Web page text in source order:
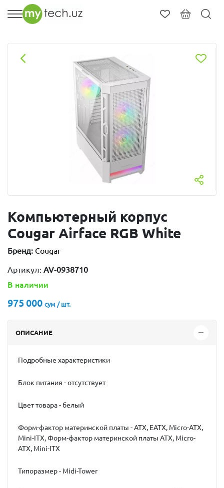
Компьютерный корпус
Cougar Airface RGB White
Бренд: Cougar
Артикул: AV-0938710
В наличии
975 000 сум / шт.
ОПИСАНИЕ
Подробные характеристики
Блок питания - отсутствует
Цвет товара - белый
Форм-фактор материнской платы - ATX, EATX, Micro-ATX,
Mini-ITX, Форм-фактор материнской платы ATX, Micro-
ATX, Mini-ITX
Типоразмер - Midi-Tower